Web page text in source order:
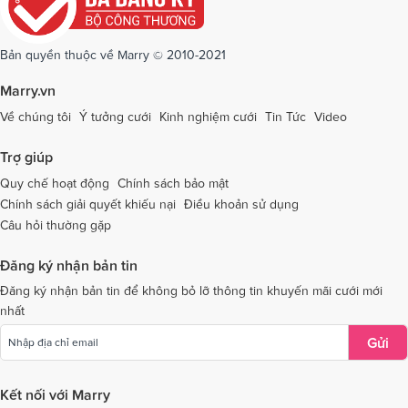
Dịch vụ cưới tại Quảng Ninh
Dịch vụ cưới tại Sóc Trăng Dịch vụ cưới tại Sơn La
Dịch vụ cưới tại Thái Bình Dịch vụ cưới tại Thanh Hóa
Dịch vụ cưới tại Thừa Thiên - Huế
Dịch vụ cưới tại An Giang Dịch vụ cưới tại Trà Vinh
Dịch vụ cưới tại Tuyên Quang
Dịch vụ cưới tại Bà Rịa - Vũng TàuDịch vụ cưới tại Bắc Giang
Dịch vụ cưới tại Bắc Kạn
Bản quyền thuộc về Marry © 2010-2021
Marry.vn
Về chúng tôi Ý tưởng cưới Kinh nghiệm cưới Tin Tức Video
Trợ giúp
Quy chế hoạt động
Chính sách bảo mật
Chính sách giải quyết khiếu nại Điều khoản sử dụng
Câu hỏi thường gặp
Đăng ký nhận bản tin
Đăng ký nhận bản tin để không bỏ lỡ thông tin khuyến mãi cưới mới
nhất
Gửi
Kết nối với Marry